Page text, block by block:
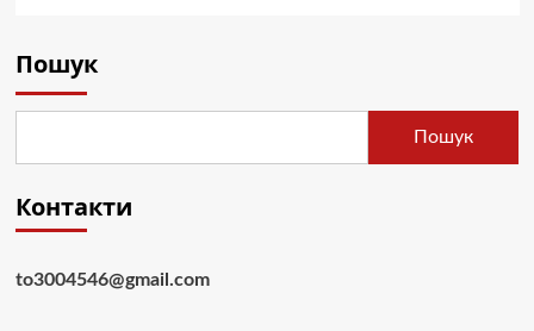
Пошук
Пошук
Контакти
to3004546@gmail.com